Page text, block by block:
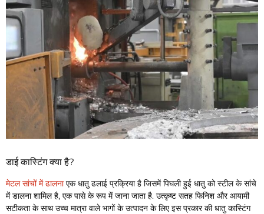
डाई कास्टिंग क्या है?
मेटल सांचों में ढालनाएक धातु ढलाई प्रक्रिया है जिसमें पिघली हुई धातु को स्टील के सांचे
में डालना शामिल है, एक पासे के रूप में जाना जाता है. उत्कृष्ट सतह फिनिश और आयामी
सटीकता के साथ उच्च मात्रा वाले भागों के उत्पादन के लिए इस प्रकार की धातु कास्टिंग